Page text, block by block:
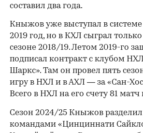
составил два года.
Кныжов уже выступал в системе
2019 год, но в КХЛ сыграл
сезоне 2018/19. Летом 2019-го
подписал контракт с клубом
Шаркс». Там он провел пять
игру в НХЛ и в АХЛ — за «Сан-
Всего в НХЛ на его счету 81 матч
Сезон 2024/25 Кныжов
командами «Цинциннати